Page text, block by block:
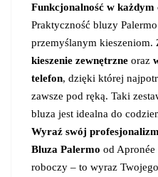
Funkcjonalność w każdym
Praktyczność bluzy
przemyślanym kieszeniom.
kieszenie zewnętrzne oraz
telefon, dzięki której
zawsze pod ręką. Taki
bluza jest idealna do
Wyraź swój
Bluza Palermo od
roboczy – to wyraz